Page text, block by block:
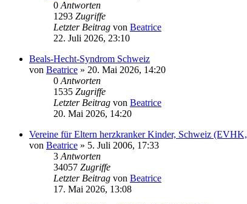
0 Antworten
1293 Zugriffe
Letzter Beitrag von Beatrice
22. Juli 2026, 23:10
Beals-Hecht-Syndrom Schweiz
von Beatrice » 20. Mai 2026, 14:20
0 Antworten
1535 Zugriffe
Letzter Beitrag von Beatrice
20. Mai 2026, 14:20
Vereine für Eltern herzkranker Kinder, Schweiz
von Beatrice » 5. Juli 2006, 17:33
3 Antworten
34057 Zugriffe
Letzter Beitrag von Beatrice
17. Mai 2026, 13:08